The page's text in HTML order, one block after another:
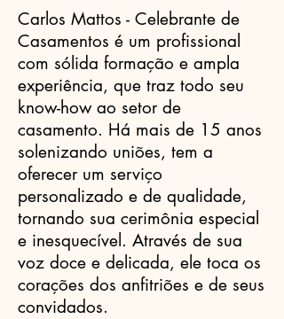
Carlos Mattos - Celebrante de
Casamentos é um profissional
com sólida formação e ampla
experiência, que traz todo seu
know-how ao setor de
casamento. Há mais de 15 anos
solenizando uniões, tem a
oferecer um serviço
personalizado e de qualidade,
tornando sua cerimônia especial
e inesquecível. Através de sua
voz doce e delicada, ele toca os
corações dos anfitriões e de seus
convidados.